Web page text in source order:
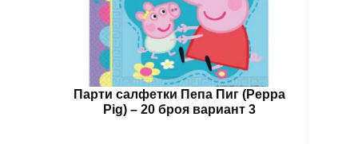
Парти салфетки Пепа Пиг (Peppa
Pig) – 20 броя вариант 3